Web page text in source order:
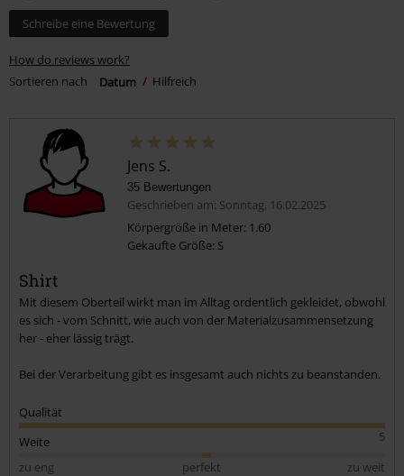
Schreibe eine Bewertung
How do reviews work?
Sortieren nach
Datum Hilfreich
Jens S.
35 Bewertungen
Geschrieben am: Sonntag, 16.02.2025
Körpergröße in Meter: 1.60
Gekaufte Größe: S
Shirt
Mit diesem Oberteil wirkt man im Alltag ordentlich gekleidet, obwohl
es sich - vom Schnitt, wie auch von der Materialzusammensetzung
her - eher lässig trägt.
Bei der Verarbeitung gibt es insgesamt auch nichts zu beanstanden.
Qualität
5
Weite
zu eng
perfekt
zu weit